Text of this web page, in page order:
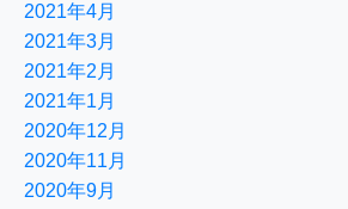
2021年4月
2021年3月
2021年2月
2021年1月
2020年12月
2020年11月
2020年9月